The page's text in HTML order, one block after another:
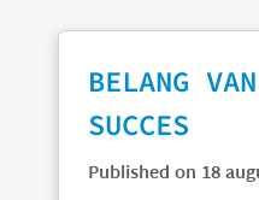
BELANG
SUCCES
Published on 18